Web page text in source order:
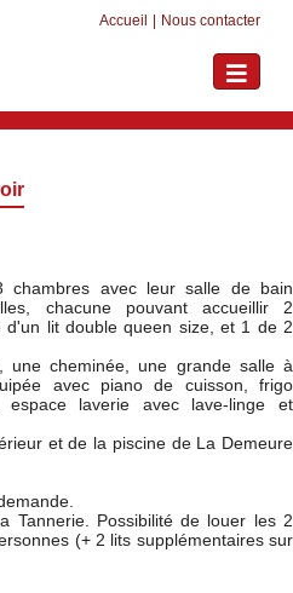
Accueil Nous contacter
Toggle
avec leur salle de bain
chacune pouvant accueillir 2
d'un lit double queen size, et 1 de 2
une cheminée, une grande salle à
avec piano de cuisson, frigo
espace laverie avec lave-linge et
et de la piscine de La Demeure
Tannerie. Possibilité de louer les 2
(+ 2 lits supplémentaires sur